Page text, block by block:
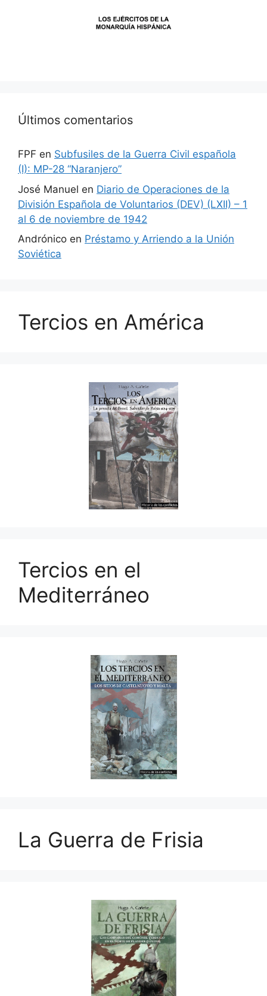
Últimos comentarios
FPF en Subfusiles de la Guerra Civil española
(I): MP-28 “Naranjero”
José Manuel en Diario de Operaciones de la
División Española de Voluntarios (DEV) (LXII) – 1
al 6 de noviembre de 1942
Andrónico en Préstamo y Arriendo a la Unión
Soviética
Tercios en América
Tercios en el
Mediterráneo
La Guerra de Frisia